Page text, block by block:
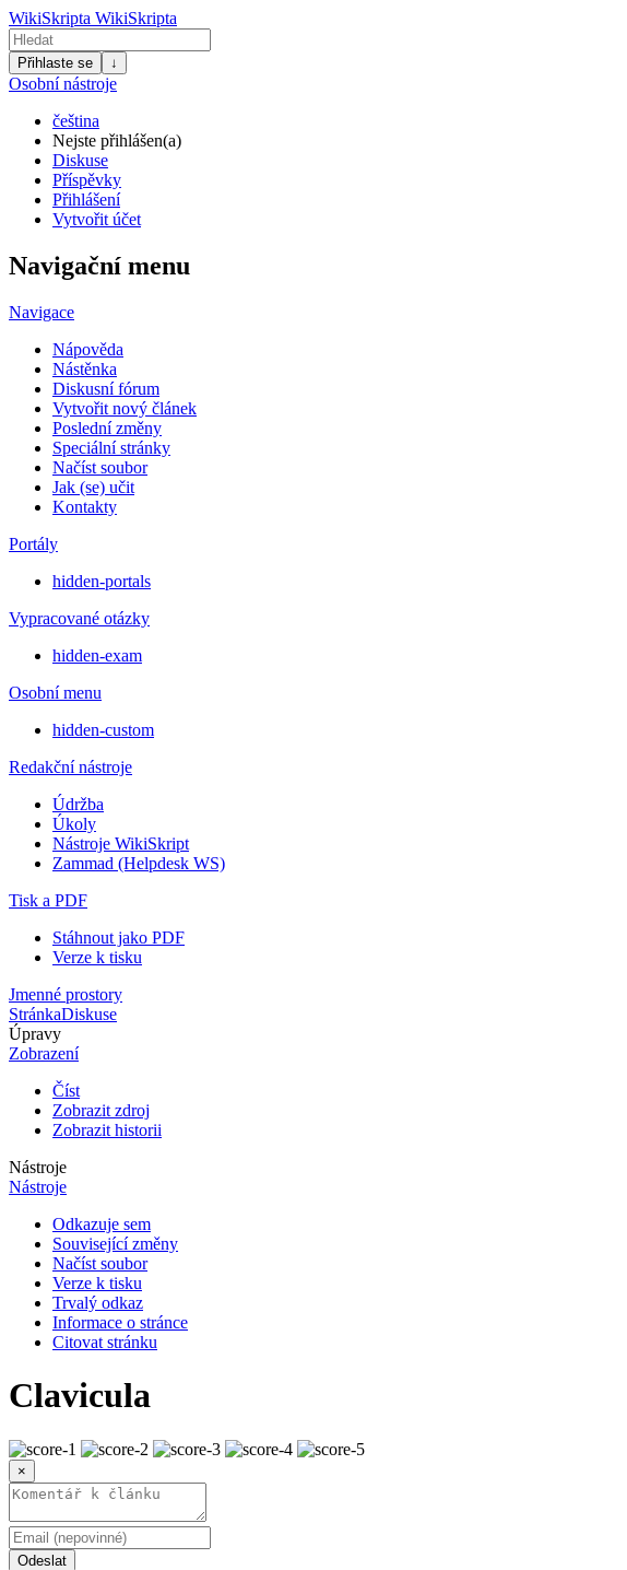
WikiSkripta WikiSkripta
Přihlaste se ↓
Osobní nástroje
čeština
Nejste přihlášen(a)
Diskuse
Příspěvky
Přihlášení
Vytvořit účet
Navigační menu
Navigace
Nápověda
Nástěnka
Diskusní fórum
Vytvořit nový článek
Poslední změny
Speciální stránky
Načíst soubor
Jak (se) učit
Kontakty
Portály
hidden-portals
Vypracované otázky
hidden-exam
Osobní menu
hidden-custom
Redakční nástroje
Údržba
Úkoly
Nástroje WikiSkript
Zammad (Helpdesk WS)
Tisk a PDF
Stáhnout jako PDF
Verze k tisku
Jmenné prostory
StránkaDiskuse
Úpravy
Zobrazení
Číst
Zobrazit zdroj
Zobrazit historii
Nástroje
Nástroje
Odkazuje sem
Související změny
Načíst soubor
Verze k tisku
Trvalý odkaz
Informace o stránce
Citovat stránku
Clavicula
×
Odeslat